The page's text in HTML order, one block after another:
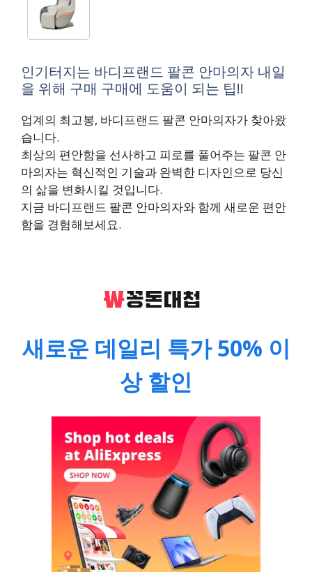
인기터지는 바디프랜드 팔콘 안마의자 내일
을 위해 구매 구매에 도움이 되는 팁!!
업계의 최고봉, 바디프랜드 팔콘 안마의자가 찾아왔
습니다.
최상의 편안함을 선사하고 피로를 풀어주는 팔콘 안
마의자는 혁신적인 기술과 완벽한 디자인으로 당신
의 삶을 변화시킬 것입니다.
지금 바디프랜드 팔콘 안마의자와 함께 새로운 편안
함을 경험해보세요.
새로운 데일리 특가 50% 이
상 할인